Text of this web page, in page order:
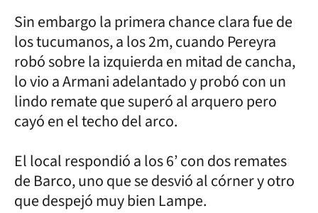
Sin embargo la primera chance clara fue de
los tucumanos, a los 2m, cuando Pereyra
robó sobre la izquierda en mitad de cancha,
lo vio a Armani adelantado y probó con un
lindo remate que superó al arquero pero
cayó en el techo del arco.
El local respondió a los 6’ con dos remates
de Barco, uno que se desvió al córner y otro
que despejó muy bien Lampe.